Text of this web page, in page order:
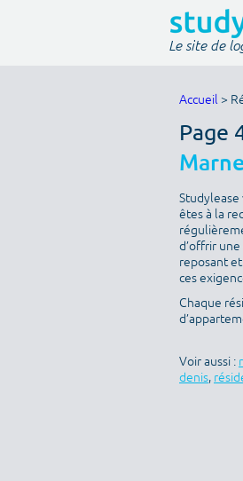
Le site de
Accueil >
Page
Studylease
êtes à la
d’offrir
reposant
ces
Chaque
Voir aussi :
denis,